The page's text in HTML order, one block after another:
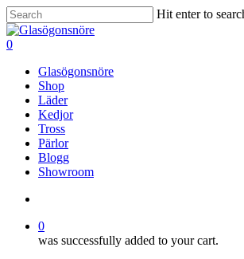
Skip
to
main
Hit enter to
Close
Search
search
0
Glasögonsnöre
Shop
Läder
Kedjor
Tross
Pärlor
Blogg
Showroom
0
was successfully added to your cart.